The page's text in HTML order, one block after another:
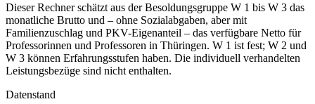
Dieser Rechner schätzt aus der Besoldungsgruppe W 1 bis W 3 das
monatliche Brutto und – ohne Sozialabgaben, aber mit
Familienzuschlag und PKV-Eigenanteil – das verfügbare Netto für
Professorinnen und Professoren in Thüringen. W 1 ist fest; W 2 und
W 3 können Erfahrungsstufen haben. Die individuell verhandelten
Leistungsbezüge sind nicht enthalten.
Datenstand